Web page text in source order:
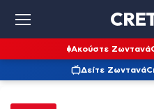
Ακούστε Ζωντανά
Δείτε Ζωντανά